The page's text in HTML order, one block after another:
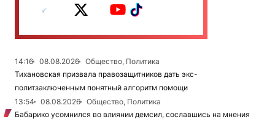
14:16 08.08.2026
Общество, Политика
Тихановская призвала правозащитников дать экс-
политзаключенным понятный алгоритм помощи
13:54
08.08.2026
Общество, Политика
Бабарико усомнился во влиянии демсил, сославшись на мнения